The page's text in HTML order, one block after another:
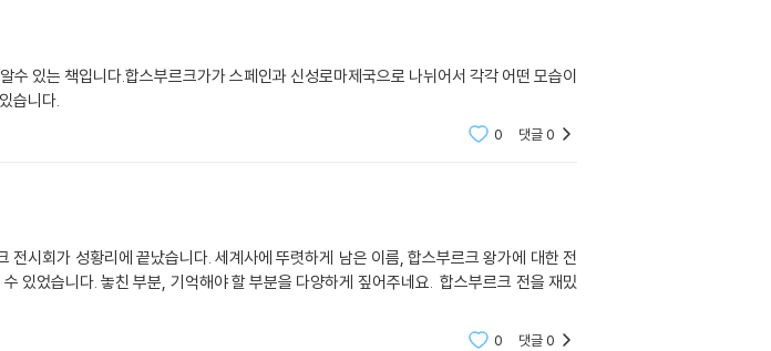
있는 책입니다.합스부르크가가 스페인과 신성로마제국으로 나뉘어서 각각 어떤 모습이
습니다.
0 댓글0
0 댓글0